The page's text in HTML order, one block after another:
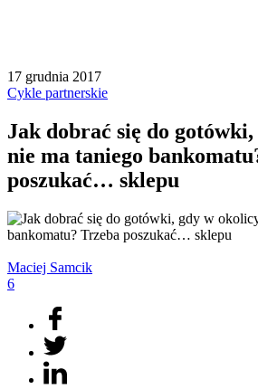
17 grudnia 2017
Cykle partnerskie
Jak dobrać się do
nie ma taniego
poszukać… sklepu
Maciej Samcik
6